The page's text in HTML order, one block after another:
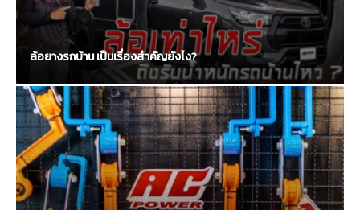
ล้อยางรถบ้าน เป็นเรื่องสำคัญยังไง?